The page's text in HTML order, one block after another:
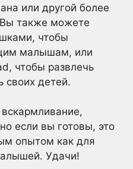
или другой более
Вы также можете
чтобы
малышам, или
чтобы развлечь
своих детей.
если вы готовы, это
опытом как для
Удачи!